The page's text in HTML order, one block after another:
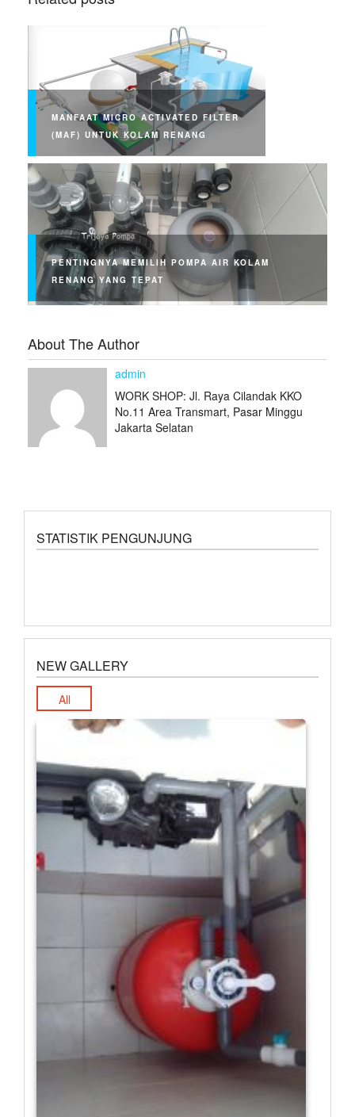
MANFAAT MICRO ACTIVATED FILTER
(MAF) UNTUK KOLAM RENANG
PENTINGNYA MEMILIH POMPA AIR KOLAM
RENANG YANG TEPAT
About The Author
admin
WORK SHOP: Jl. Raya Cilandak KKO
No.11 Area Transmart, Pasar Minggu
Jakarta Selatan
STATISTIK PENGUNJUNG
NEW GALLERY
All